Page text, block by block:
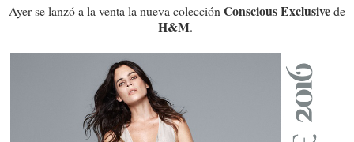
Ayer se lanzó a la venta la nueva colección Conscious Exclusivede
H&M.